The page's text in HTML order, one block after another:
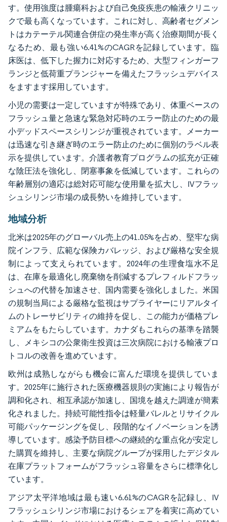
す。使用強度は腫瘍科および自己免疫疾患の輸液クリニッ
クで最も高くなっています。これに対し、高齢者セグメン
トはカテーテル関連合併症の発生率が高く治療期間が長く
なるため、最も強い6.41%のCAGRを記録しています。臨
床医は、低下した握力に対応するため、大型フィンガーフ
ランジと低荷重プランジャーを備えたフラッシュデバイス
をますます採用しています。
小児の需要は一定していますが特殊であり、体重ベースの
フラッシュ量と急速な緊急対応時のエラー防止のための最
小デッドスペースシリンジが重視されています。メーカー
は迅速な引き継ぎ時のエラー防止のために個別のラベル表
示を提供しています。介護者教育プログラムの拡充が正確
な陰圧法を強化し、閉塞事象を低減しています。これらの
年齢層別の適応は総対応可能な使用量を拡大し、IVフラッ
シュシリンジ市場の成長勢いを維持しています。
地域分析
北米は2025年のグローバル売上の41.05%を占め、堅牢な病
院インフラ、広範な保険カバレッジ、および厳格な安全規
制によって支えられています。2024年の生理食塩水不足
は、在庫を最適化し廃棄物を削減するプレフィルドフラッ
シュへの代替を加速させ、国内需要を強化しました。米国
の規制当局による厳格な監視はサプライヤーにリアルタイ
ムのトレーサビリティの維持を促し、この能力が価格プレ
ミアムをもたらしています。カナダもこれらの基準を踏襲
し、メキシコの公衆衛生投資は三次病院における輸液プロ
トコルの改善を進めています。
欧州は成熟しながらも機会に富んだ環境を提供していま
す。2025年に施行された医療機器規則の実施により報告が
調和化され、相互承認が加速し、国境を越えた調達が簡素
化されました。持続可能性指令は軽量バレルとリサイクル
可能パッケージングを促し、段階的なイノベーションを誘
導しています。感染予防目標への継続的な重点化が安定し
た購買を維持し、主要な病院グループが採用したデジタル
在庫プラットフォームがフラッシュ容量をさらに標準化し
ています。
アジア太平洋地域は最も速い6.61%のCAGRを記録し、IV
フラッシュシリンジ市場におけるシェアを着実に高めてい